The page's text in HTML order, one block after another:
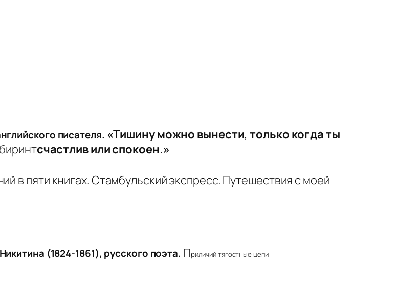
писателя. «Тишину можно вынести, только когда ты
счастлив или спокоен.»
(1824-1861), русского поэта. Приличий тягостные цепи